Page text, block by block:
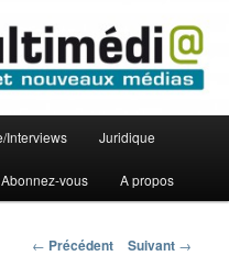
Interviews Juridique
Abonnez-vous A propos
Navigation
← Précédent Suivant →